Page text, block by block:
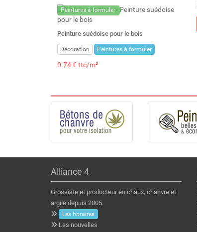
Peintures à formuler
Peinture suédoise pour le bois
Décoration Peintures à formuler
0.74 € ttc/m²
Alliance 4
Grossiste et producteur en chaux, chanvre et
argile depuis 2005.
Les horaires
Les nouvelles